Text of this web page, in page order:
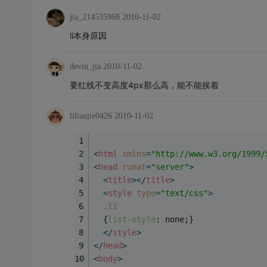
jia_214535968 2010-11-02
li本身原因
devin_jia 2010-11-02
要红线不变高度4px那么高，能不能挨着
lilianjie0426 2010-11-02
<html xmlns="http://www.w3.org/1999/
<head runat="server">
<title></title>
<style type="text/css">
.li
  {
list-style: none;}
</style>
</head>
<body>